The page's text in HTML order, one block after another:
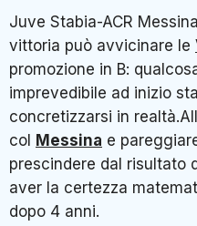
Juve Stabia-ACR
vittoria può avvicinare le
promozione in B:
imprevedibile ad inizio
concretizzarsi in
col Messina e
prescindere dal risultato
aver la certezza
dopo 4 anni.